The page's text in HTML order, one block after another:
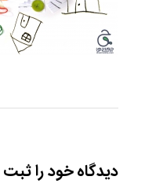
دیدگاه خود را